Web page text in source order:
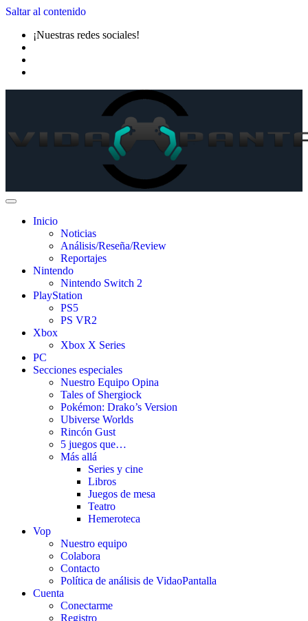
Saltar al contenido
¡Nuestras redes sociales!
Inicio
Noticias
Análisis/Reseña/Review
Reportajes
Nintendo
Nintendo Switch 2
PlayStation
PS5
PS VR2
Xbox
Xbox X Series
PC
Secciones especiales
Nuestro Equipo Opina
Tales of Shergiock
Pokémon: Drako’s Version
Ubiverse Worlds
Rincón Gust
5 juegos que…
Más allá
Series y cine
Libros
Juegos de mesa
Teatro
Hemeroteca
Vop
Nuestro equipo
Colabora
Contacto
Política de análisis de VidaoPantalla
Cuenta
Conectarme
Registro